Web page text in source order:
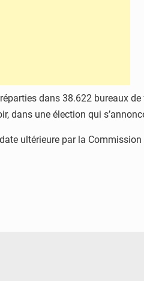
dans 38.622 bureaux
dans une élection qui
ultérieure par la Commission